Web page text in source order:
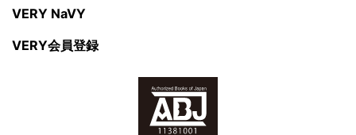
VERY NaVY
VERY会員登録